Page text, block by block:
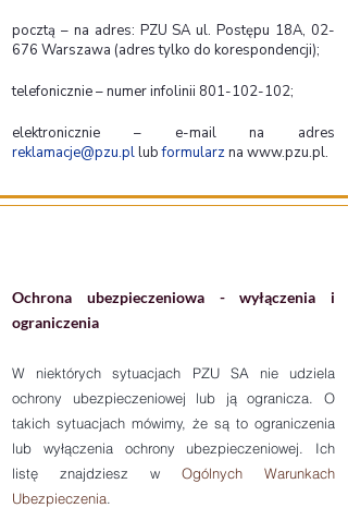
pocztą – na adres: PZU SA ul. Postępu 18A, 02-
676 Warszawa (adres tylko do korespondencji);
telefonicznie – numer infolinii 801-102-102;
elektronicznie – e-mail na adres
reklamacje@pzu.pllubformularzna www.pzu.pl.
Ochrona ubezpieczeniowa - wyłączenia i
ograniczenia
​W niektórych sytuacjach PZU SA nie udziela
ochrony ubezpieczeniowej lub ją ogranicza. O
takich sytuacjach mówimy, że są to ograniczenia
lub wyłączenia ochrony ubezpieczeniowej. Ich
listę znajdziesz w Ogólnych Warunkach
Ubezpieczenia